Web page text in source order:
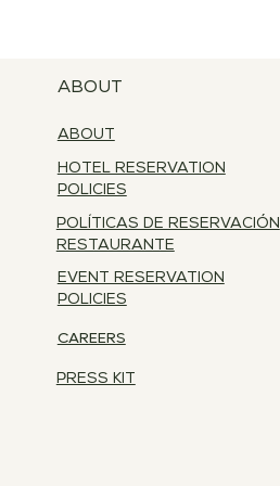
ABOUT
ABOUT
HOTEL RESERVATION
POLICIES
POLÍTICAS DE RESERVACIÓN
RESTAURANTE
EVENT RESERVATION
POLICIES
CAREERS
PRESS KIT